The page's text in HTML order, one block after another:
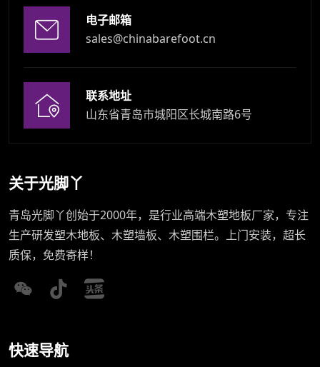
电子邮箱
sales@chinabarefoot.cn
联系地址
山东省青岛市城阳区长城南路6号
关于光脚丫
青岛光脚丫创始于2000年，是行业高端木塑地板厂家，专注
生产研发塑木地板、木塑墙板、木塑围栏。上门安装，超长
质保，免费寄样！
快速导航